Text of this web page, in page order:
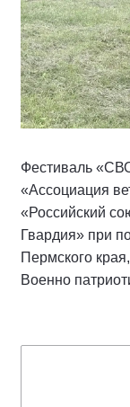
Фестиваль
«Ассоциация
«Российский
Гвардия» при
Пермского
Военно